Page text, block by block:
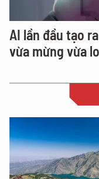
AI lần đầu tạo
vừa mừng vừa lo